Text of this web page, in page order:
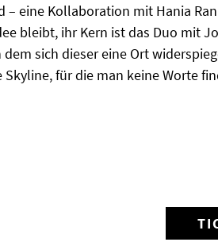
eine Kollaboration mit Hania
bleibt, ihr Kern ist das Duo mit
sich dieser eine Ort
Skyline, für die man keine Worte